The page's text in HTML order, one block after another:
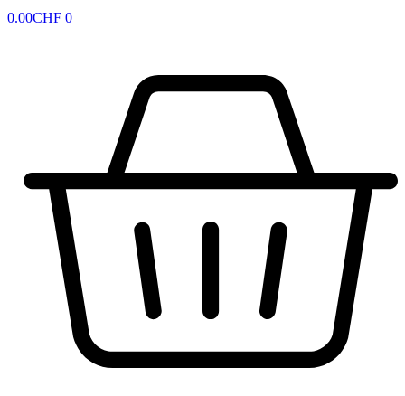
0.00CHF 0